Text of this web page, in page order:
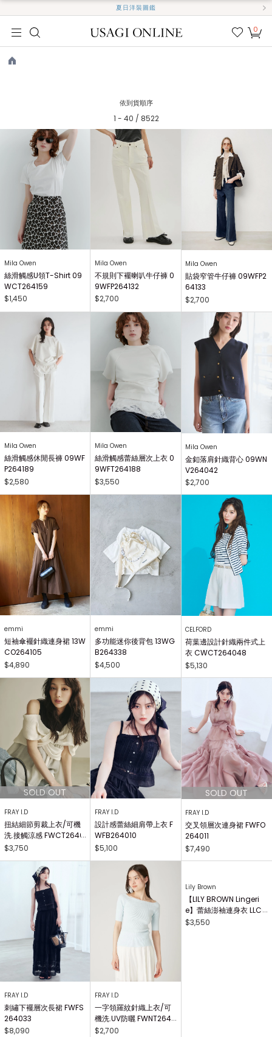
夏日洋裝圖鑑
我的
0
依到貨順序
1 - 40 / 8522
Mila Owen
絲滑觸感U領T-Shirt 09
WCT264159
$1,450
Mila Owen
不規則下襬喇叭牛仔褲 0
9WFP264132
$2,700
Mila Owen
貼袋窄管牛仔褲 09WFP2
64133
$2,700
Mila Owen
絲滑觸感休閒長褲 09WF
P264189
$2,580
Mila Owen
絲滑觸感蕾絲層次上衣 0
9WFT264188
$3,550
Mila Owen
金釦落肩針織背心 09WN
V264042
$2,700
emmi
短袖傘襬針織連身裙 13W
CO264105
$4,890
emmi
多功能迷你後背包 13WG
B264338
$4,500
CELFORD
荷葉邊設計針織兩件式上
衣 CWCT264048
$5,130
FRAY I.D
扭結細節剪裁上衣/可機
洗.接觸涼感 FWCT2640
25
$3,750
FRAY I.D
設計感蕾絲細肩帶上衣 F
WFB264010
$5,100
FRAY I.D
交叉領層次連身裙 FWFO
264011
$7,490
FRAY I.D
刺繡下襬層次長裙 FWFS
264033
$8,090
FRAY I.D
一字領羅紋針織上衣/可
機洗.UV防曬 FWNT2640
29
$2,700